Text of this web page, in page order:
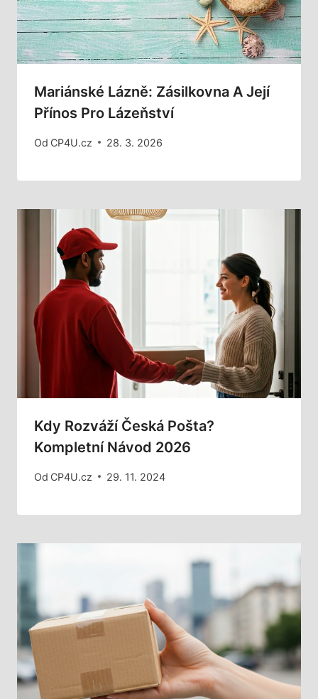
Mariánské Lázně: Zásilkovna A Její
Přínos Pro Lázeňství
Od CP4U.cz 28. 3. 2026
Kdy Rozváží Česká Pošta?
Kompletní Návod 2026
Od CP4U.cz 29. 11. 2024